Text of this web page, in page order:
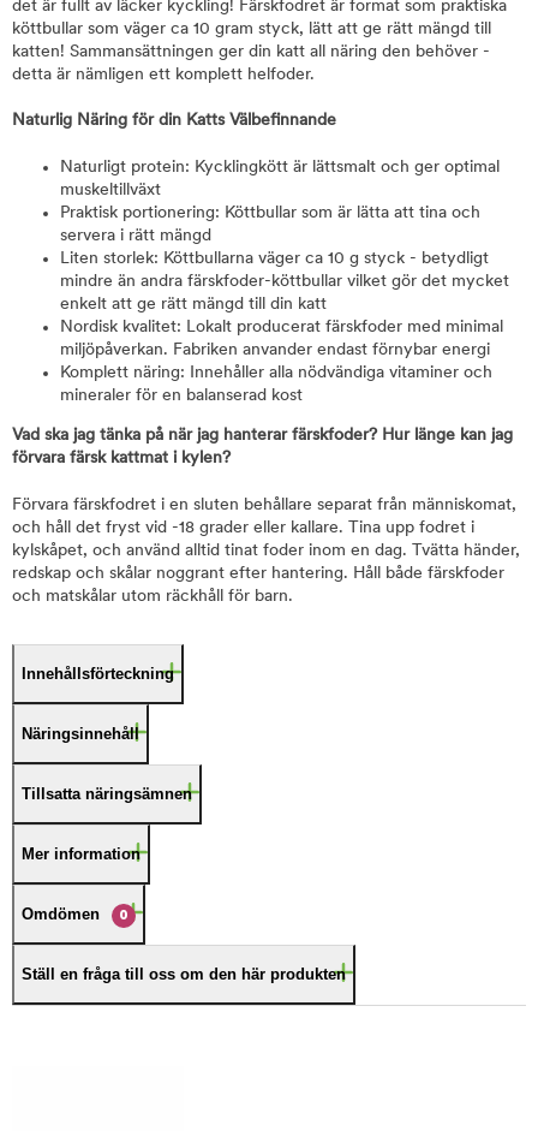
det är fullt av läcker kyckling! Färskfodret är format som praktiska
köttbullar som väger ca 10 gram styck, lätt att ge rätt mängd till
katten! Sammansättningen ger din katt all näring den behöver -
detta är nämligen ett komplett helfoder.
Naturlig Näring för din Katts Välbefinnande
Naturligt protein: Kycklingkött är lättsmalt och ger optimal
muskeltillväxt
Praktisk portionering: Köttbullar som är lätta att tina och
servera i rätt mängd
Liten storlek: Köttbullarna väger ca 10 g styck - betydligt
mindre än andra färskfoder-köttbullar vilket gör det mycket
enkelt att ge rätt mängd till din katt
Nordisk kvalitet: Lokalt producerat färskfoder med minimal
miljöpåverkan. Fabriken anvander endast förnybar energi
Komplett näring: Innehåller alla nödvändiga vitaminer och
mineraler för en balanserad kost
Vad ska jag tänka på när jag hanterar färskfoder? Hur länge kan jag
förvara färsk kattmat i kylen?
Förvara färskfodret i en sluten behållare separat från människomat,
och håll det fryst vid -18 grader eller kallare. Tina upp fodret i
kylskåpet, och använd alltid tinat foder inom en dag. Tvätta händer,
redskap och skålar noggrant efter hantering. Håll både färskfoder
och matskålar utom räckhåll för barn.
Innehållsförteckning
Näringsinnehåll
Tillsatta näringsämnen
Mer information
Omdömen 0
Ställ en fråga till oss om den här produkten